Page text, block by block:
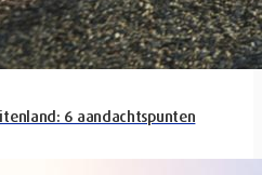
6 aandachtspunten